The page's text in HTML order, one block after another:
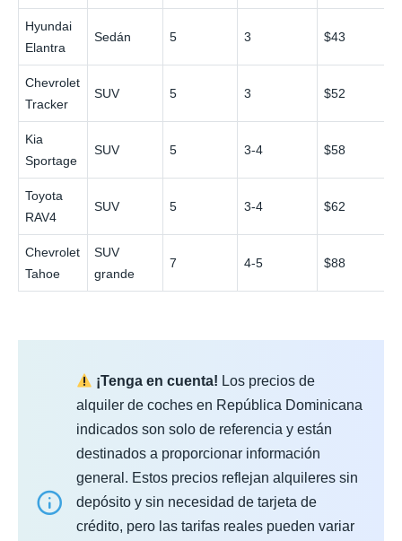
Hyundai
Elantra
Sedán 5 3 $43
Chevrolet
Tracker
SUV 5 3 $52
Kia
Sportage
SUV 5 3-4 $58
Toyota
RAV4
SUV 5 3-4 $62
Chevrolet
Tahoe
SUV
grande
7 4-5 $88
¡Tenga en cuenta! Los precios de
alquiler de coches en República Dominicana
indicados son solo de referencia y están
destinados a proporcionar información
general. Estos precios reflejan alquileres sin
depósito y sin necesidad de tarjeta de
crédito, pero las tarifas reales pueden variar